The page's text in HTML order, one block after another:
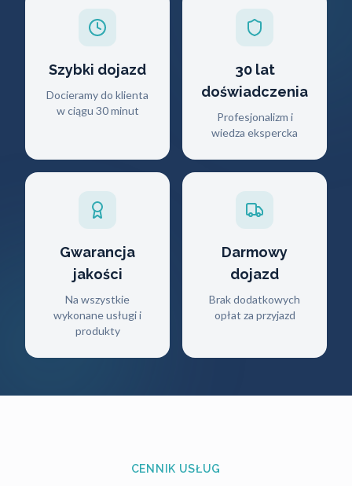
Szybki dojazd
Docieramy do klienta
w ciągu 30 minut
30 lat
doświadczenia
Profesjonalizm i
wiedza ekspercka
Gwarancja
jakości
Na wszystkie
wykonane usługi i
produkty
Darmowy
dojazd
Brak dodatkowych
opłat za przyjazd
CENNIK USŁUG